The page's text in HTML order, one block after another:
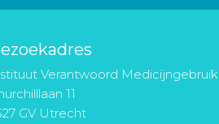
Verantwoord Medicijngebruik
11
GV Utrecht